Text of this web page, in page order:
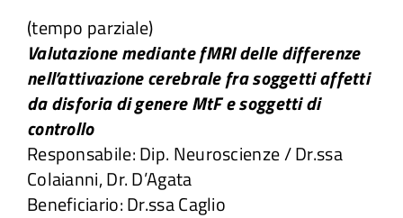
(tempo parziale)
Valutazione mediante fMRI delle differenze
nell’attivazione cerebrale fra soggetti affetti
da disforia di genere MtF e soggetti di
controllo
Responsabile: Dip. Neuroscienze / Dr.ssa
Colaianni, Dr. D’Agata
Beneficiario: Dr.ssa Caglio